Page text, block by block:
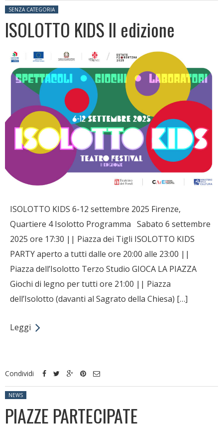
Posted in:
SENZA CATEGORIA
ISOLOTTO KIDS II edizione
ISOLOTTO KIDS 6-12 settembre 2025 Firenze,
Quartiere 4 Isolotto Programma Sabato 6 settembre
2025 ore 17:30 || Piazza dei Tigli ISOLOTTO KIDS
PARTY aperto a tutti dalle ore 20:00 alle 23:00 ||
Piazza dell’Isolotto Terzo Studio GIOCA LA PIAZZA
Giochi di legno per tutti ore 21:00 || Piazza
dell’Isolotto (davanti al Sagrato della Chiesa) […]
Leggi
Condividi
Posted in:
NEWS
PIAZZE PARTECIPATE